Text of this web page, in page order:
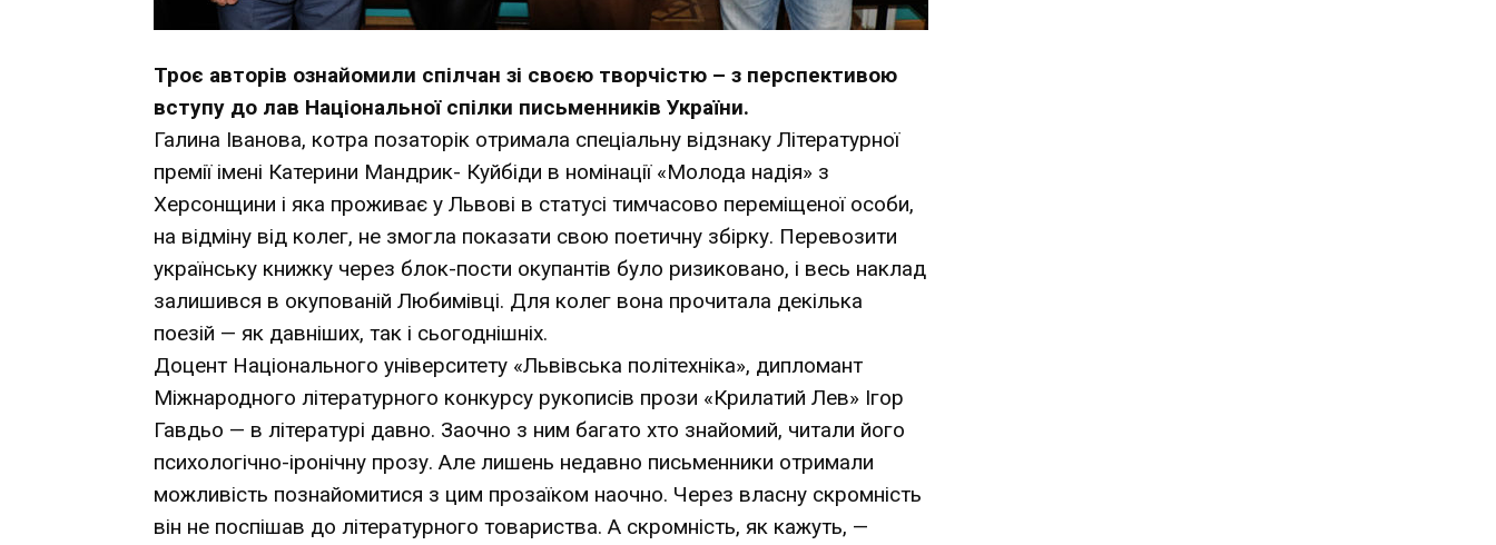
Троє авторів ознайомили спілчан зі своєю творчістю – з перспективою
вступу до лав Національної спілки письменників України.
Галина Іванова, котра позаторік отримала спеціальну відзнаку Літературної
премії імені Катерини Мандрик- Куйбіди в номінації «Молода надія» з
Херсонщини і яка проживає у Львові в статусі тимчасово переміщеної особи,
на відміну від колег, не змогла показати свою поетичну збірку. Перевозити
українську книжку через блок-пости окупантів було ризиковано, і весь наклад
залишився в окупованій Любимівці. Для колег вона прочитала декілька
поезій — як давніших, так і сьогоднішніх.
Доцент Національного університету «Львівська політехніка», дипломант
Міжнародного літературного конкурсу рукописів прози «Крилатий Лев» Ігор
Гавдьо — в літературі давно. Заочно з ним багато хто знайомий, читали його
психологічно-іронічну прозу. Але лишень недавно письменники отримали
можливість познайомитися з цим прозаїком наочно. Через власну скромність
він не поспішав до літературного товариства. А скромність, як кажуть, —